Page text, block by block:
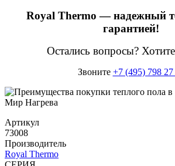
Royal Thermo — надежный
гарантией!
Остались вопросы?
Звоните +7 (495) 798 27
Артикул
73008
Производитель
Royal Thermo